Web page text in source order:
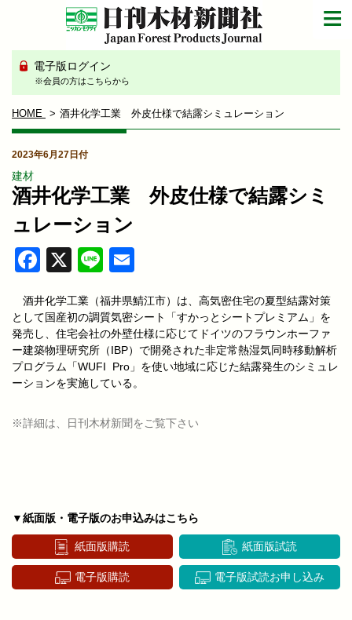
電子版ログイン
※会員の方はこちらから
HOME 酒井化学工業 外皮仕様で結露シミュレーション
2023年6月27日付
建材
酒井化学工業 外皮仕様で結露シミ
ュレーション
Facebook
X Line
酒井化学工業（福井県鯖江市）は、高気密住宅の夏型結露対策
として国産初の調質気密シート「すかっとシートプレミアム」を
発売し、住宅会社の外壁仕様に応じてドイツのフラウンホーファ
ー建築物理研究所（IBP）で開発された非定常熱湿気同時移動解析
プログラム「WUFI Pro」を使い地域に応じた結露発生のシミュレ
ーションを実施している。
※詳細は、日刊木材新聞をご覧下さい
▼紙面版・電子版のお申込みはこちら
紙面版購読 紙面版試読
電子版購読 電子版試読お申し込み